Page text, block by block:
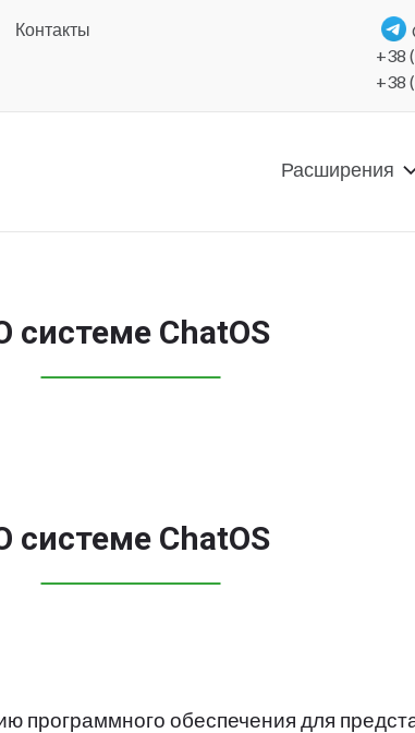
Контакты
+38
+38
Расширения
системе ChatOS
системе ChatOS
программного обеспечения для